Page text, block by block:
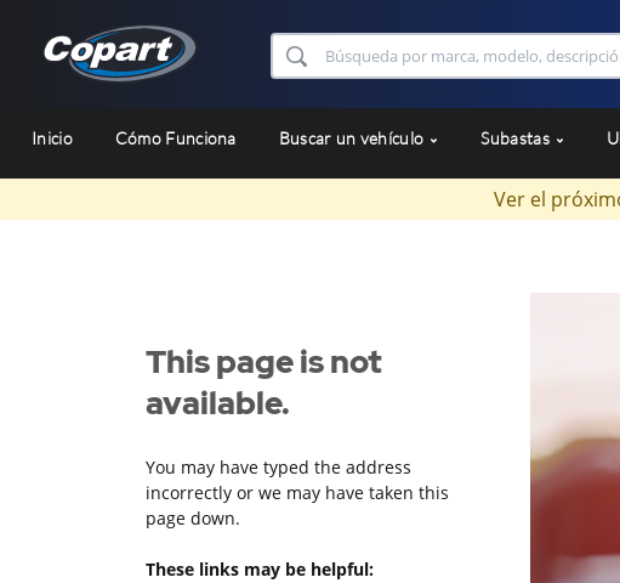
Inicio Cómo Funciona Buscar un vehículo Subastas
Ver el
This page is not
available.
You may have typed the address
incorrectly or we may have taken this
page down.
These links may be helpful: